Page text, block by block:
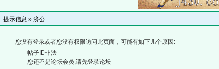
提示信息 » 济公
您没有登录或者您没有权限访问此页面，可能有如下几个原因:
帖子ID非法
您还不是论坛会员,请先登录论坛